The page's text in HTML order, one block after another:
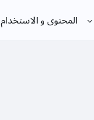
المحتوى و الاستخدام